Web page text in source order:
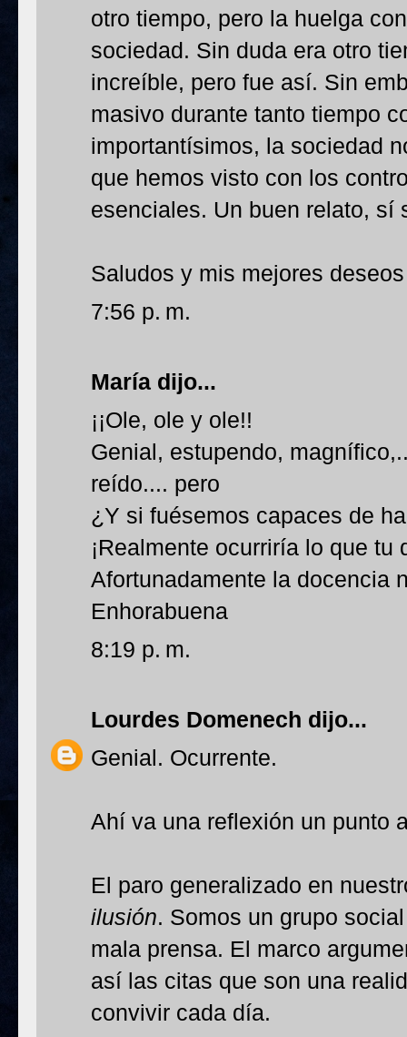
otro tiempo, pero la huelga
sociedad. Sin duda era otro
increíble, pero fue así. Sin
masivo durante tanto tiempo
importantísimos, la sociedad
que hemos visto con los
esenciales. Un buen relato, sí
Saludos y mis mejores
7:56 p. m.
María dijo...
¡¡Ole, ole y ole!!
Genial, estupendo,
reído.... pero
¿Y si fuésemos capaces de
¡Realmente ocurriría lo que tu
Afortunadamente la docencia
Enhorabuena
8:19 p. m.
Lourdes Domenech dijo...
Genial. Ocurrente.
Ahí va una reflexión un punto
El paro generalizado en
ilusión. Somos un grupo
mala prensa. El marco
así las citas que son una
convivir cada día.